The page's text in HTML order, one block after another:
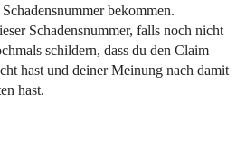
bekommen.
Schadensnummer, falls noch nicht
schildern, dass du den Claim
hast und deiner Meinung nach damit
hast.